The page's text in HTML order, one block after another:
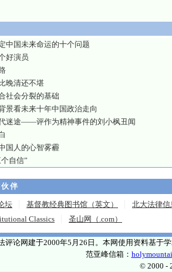
国未来命运的十个问题
好演员
晚清还不堪
社会分裂的基础
景看未来十年中国政治走向
迷途——评作为精神事件的刘小枫丑闻
国人的心智雾霾
自信”
伴
坛 基督教经典图书馆（英文）
北大法律信
Classics
圣山网（.com）
评论网建于2000年5月26日。本网使用资料基于
范亚峰信箱：
© 2000 -